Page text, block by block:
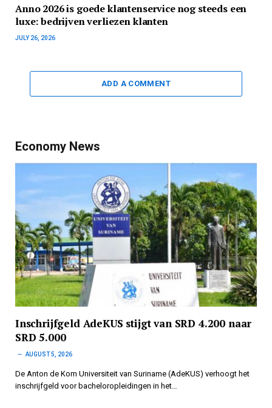
Anno 2026 is goede klantenservice nog steeds een
luxe: bedrijven verliezen klanten
JULY 26, 2026
ADD A COMMENT
Economy News
Inschrijfgeld AdeKUS stijgt van SRD 4.200 naar
SRD 5.000
AUGUST 5, 2026
De Anton de Kom Universiteit van Suriname (AdeKUS) verhoogt het
inschrijfgeld voor bacheloropleidingen in het…